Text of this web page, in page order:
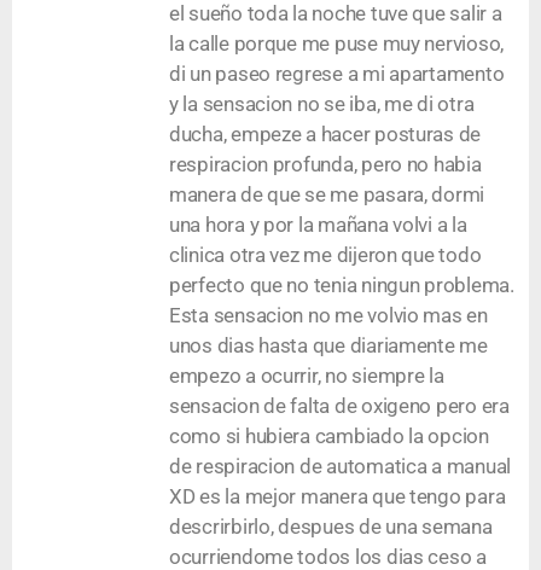
el sueño toda la noche tuve que salir a
la calle porque me puse muy nervioso,
di un paseo regrese a mi apartamento
y la sensacion no se iba, me di otra
ducha, empeze a hacer posturas de
respiracion profunda, pero no habia
manera de que se me pasara, dormi
una hora y por la mañana volvi a la
clinica otra vez me dijeron que todo
perfecto que no tenia ningun problema.
Esta sensacion no me volvio mas en
unos dias hasta que diariamente me
empezo a ocurrir, no siempre la
sensacion de falta de oxigeno pero era
como si hubiera cambiado la opcion
de respiracion de automatica a manual
XD es la mejor manera que tengo para
descrirbirlo, despues de una semana
ocurriendome todos los dias ceso a